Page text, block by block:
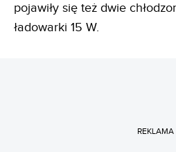
pojawiły się też dwie
ładowarki 15 W.
REKLAMA